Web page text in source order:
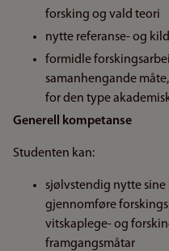
forsking og vald teori
nytte referanse- og
formidle
samanhengande
for den type
Generell kompetanse
Studenten kan:
sjølvstendig nytte
gjennomføre
vitskaplege- og
framgangsmåtar